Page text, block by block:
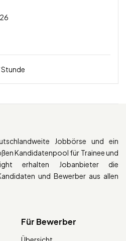
Stunde
Jobbörse und ein
Kandidatenpool für Trainee und
erhalten Jobanbieter die
und Bewerber aus allen
Für Bewerber